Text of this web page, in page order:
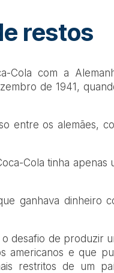
restos
Cola com a
de 1941,
entre os alemães,
Cola tinha apenas
ganhava dinheiro
desafio de produzir
americanos e que
restritos de um